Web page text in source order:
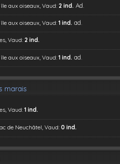
aux oiseaux, Vaud: 2 ind. Ad.
aux oiseaux, Vaud: 1 ind. ad.
Vaud: 2 ind.
aux oiseaux, Vaud: 1 ind. ad.
marais
Vaud: 1 ind.
de Neuchâtel, Vaud: 0 ind.